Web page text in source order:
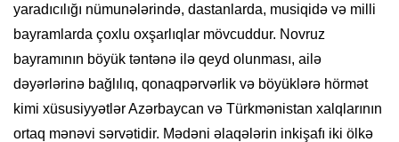
yaradıcılığı nümunələrində, dastanlarda, musiqidə və milli
bayramlarda çoxlu oxşarlıqlar mövcuddur. Novruz
bayramının böyük təntənə ilə qeyd olunması, ailə
dəyərlərinə bağlılıq, qonaqpərvərlik və böyüklərə hörmət
kimi xüsusiyyətlər Azərbaycan və Türkmənistan xalqlarının
ortaq mənəvi sərvətidir. Mədəni əlaqələrin inkişafı iki ölkə